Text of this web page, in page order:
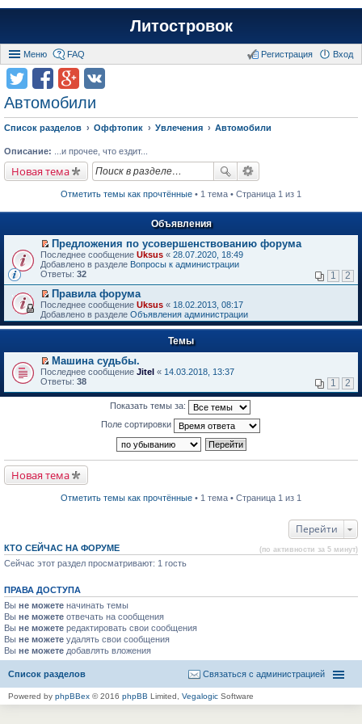
Литостровок
Меню FAQ Вход
Регистрация
Автомобили
Список разделов Оффтопик Увлечения Автомобили
Описание: ...и прочее, что ездит...
Новая тема
Отметить темы как прочтённые • 1 тема • Страница 1 из 1
Объявления
П
е
р
й
т
и
к
п
в
о
м
у
н
т
а
н
о
о
б
н
ю
Предложения по усовершенствованию форума
Последнее сообщение Uksus « 28.07.2020, 18:49
Добавлено в разделе Вопросы к администрации
Ответы: 32 1 2
П
е
р
е
т
и
к
п
р
п
р
о
н
о
м
о
о
щ
е
н
и
ю
Правила форума
Последнее сообщение Uksus « 18.02.2013, 08:17
Добавлено в разделе Объявления администрации
Темы
П
е
е
р
в
о
р
о
ч
а
н
н
о
м
у
с
о
б
щ
е
Машина судьбы.
Последнее сообщение Jitel « 14.03.2018, 13:37
Ответы: 38 1 2
Показать темы за:
Поле сортировки
Новая тема
Отметить темы как прочтённые • 1 тема • Страница 1 из 1
Перейти
КТО СЕЙЧАС НА ФОРУМЕ (по активности за 5 минут)
Сейчас этот раздел просматривают: 1 гость
ПРАВА ДОСТУПА
Вы не можете начинать темы
Вы не можете отвечать на сообщения
Вы не можете редактировать свои сообщения
Вы не можете удалять свои сообщения
Вы не можете добавлять вложения
Список разделов Связаться с администрацией
Powered by phpBBex © 2016 phpBB Limited, Vegalogic Software